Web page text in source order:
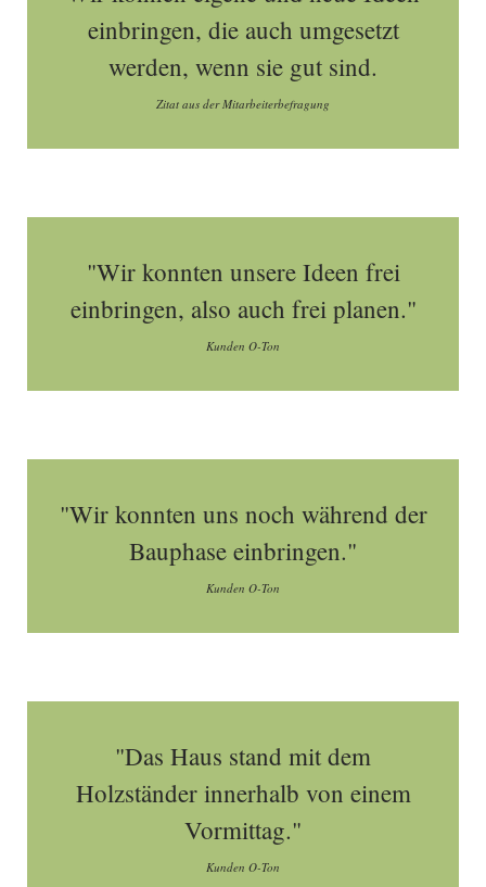
einbringen, die auch umgesetzt
werden, wenn sie gut sind.
Zitat aus der Mitarbeiterbefragung
"Wir konnten unsere Ideen frei
einbringen, also auch frei planen."
Kunden O-Ton
"Wir konnten uns noch während der
Bauphase einbringen."
Kunden O-Ton
"Das Haus stand mit dem
Holzständer innerhalb von einem
Vormittag."
Kunden O-Ton